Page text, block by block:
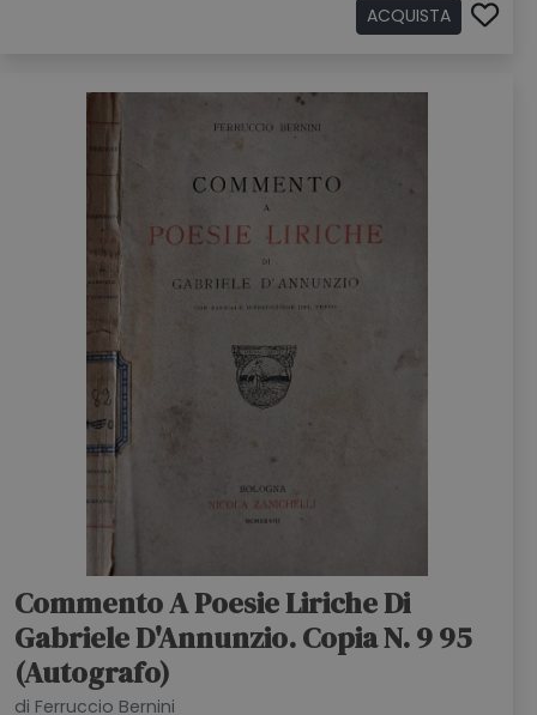
ACQUISTA
Commento A Poesie Liriche Di
Gabriele D'Annunzio. Copia N. 9 95
(Autografo)
di Ferruccio Bernini